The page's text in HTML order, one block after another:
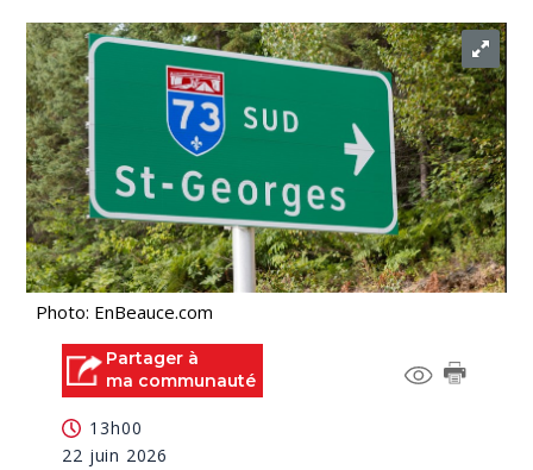
Photo: EnBeauce.com
Partager à
ma communauté
13h00
22 juin 2026